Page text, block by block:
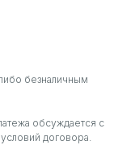
безналичным
обсуждается с
договора.